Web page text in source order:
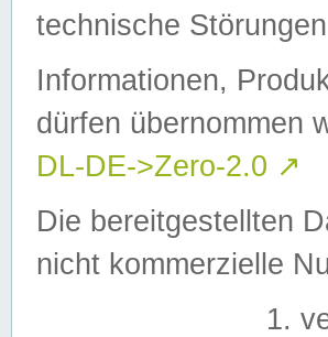
technische
Informationen,
dürfen übernommen
DL-DE->Zero-2.0 ↗
Die bereitgestellten
nicht kommerzielle